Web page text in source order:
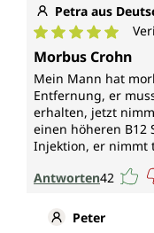
Petra aus
Durchschnittliche
Morbus Crohn
Mein Mann hat
Entfernung, er
erhalten, jetzt
einen höheren B12
Injektion, er nimmt
Antworten42
Peter